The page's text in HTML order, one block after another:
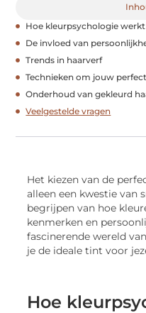
Hoe kleurpsychologie werkt
De invloed van
Trends in haarverf
Technieken om jouw
Onderhoud van gekleurd
Veelgestelde vragen
Het kiezen van de
alleen een kwestie van
begrijpen van hoe
kenmerken en
fascinerende wereld
je de ideale tint voor
Hoe